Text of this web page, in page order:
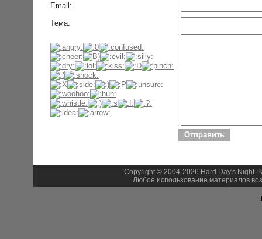
Email:
Тема:
Copyright © 2004-2026 Hard Day's Night
Любое использование материалов